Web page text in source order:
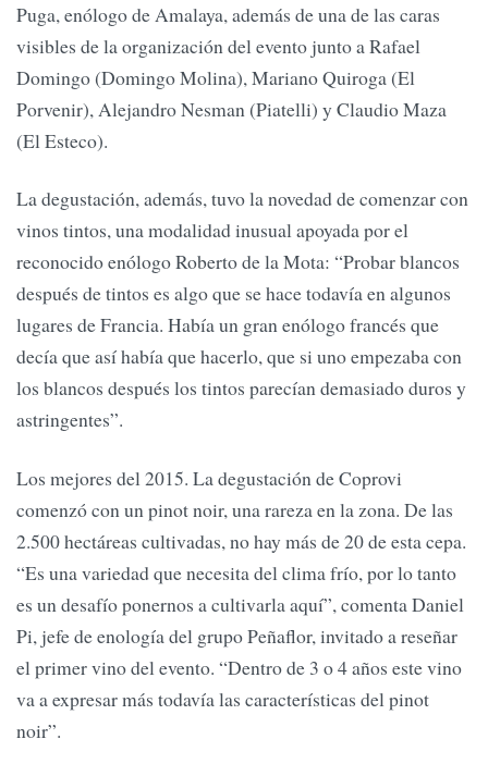
Puga, enólogo de Amalaya, además de una de las caras
visibles de la organización del evento junto a Rafael
Domingo (Domingo Molina), Mariano Quiroga (El
Porvenir), Alejandro Nesman (Piatelli) y Claudio Maza
(El Esteco).
La degustación, además, tuvo la novedad de comenzar con
vinos tintos, una modalidad inusual apoyada por el
reconocido enólogo Roberto de la Mota: “Probar blancos
después de tintos es algo que se hace todavía en algunos
lugares de Francia. Había un gran enólogo francés que
decía que así había que hacerlo, que si uno empezaba con
los blancos después los tintos parecían demasiado duros y
astringentes”.
Los mejores del 2015. La degustación de Coprovi
comenzó con un pinot noir, una rareza en la zona. De las
2.500 hectáreas cultivadas, no hay más de 20 de esta cepa.
“Es una variedad que necesita del clima frío, por lo tanto
es un desafío ponernos a cultivarla aquí”, comenta Daniel
Pi, jefe de enología del grupo Peñaflor, invitado a reseñar
el primer vino del evento. “Dentro de 3 o 4 años este vino
va a expresar más todavía las características del pinot
noir”.